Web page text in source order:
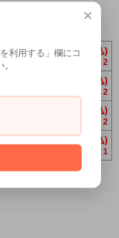
10,500円(税込)
2
10,500円(税込)
2
10,500円(税込)
2
10,500円(税込)
1
×
利用する」欄にコ